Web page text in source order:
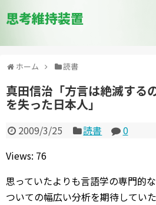
思考維持装置
ホーム 読書
真田信治「方言は絶滅する
を失った日本人」
2009/3/25 読書
0
Views: 76
思っていたよりも言語学の専門的
ついての幅広い分析を期待してい